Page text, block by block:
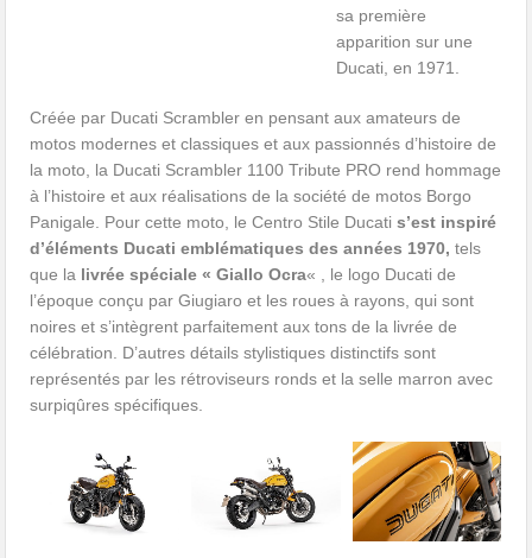
sa première
apparition sur une
Ducati, en 1971.
Créée par Ducati Scrambler en pensant aux amateurs de
motos modernes et classiques et aux passionnés d’histoire de
la moto, la Ducati Scrambler 1100 Tribute PRO rend hommage
à l’histoire et aux réalisations de la société de motos Borgo
Panigale. Pour cette moto, le Centro Stile Ducatis’est inspiré
d’éléments Ducati emblématiques des années 1970, tels
que la livrée spéciale « Giallo Ocra« , le logo Ducati de
l’époque conçu par Giugiaro et les roues à rayons, qui sont
noires et s’intègrent parfaitement aux tons de la livrée de
célébration. D’autres détails stylistiques distinctifs sont
représentés par les rétroviseurs ronds et la selle marron avec
surpiqûres spécifiques.